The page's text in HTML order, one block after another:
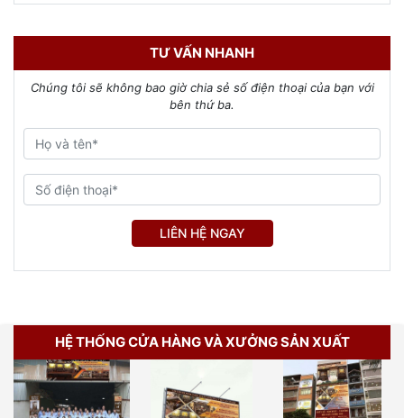
TƯ VẤN NHANH
Chúng tôi sẽ không bao giờ chia sẻ số điện thoại của bạn với
bên thứ ba.
LIÊN HỆ NGAY
HỆ THỐNG CỬA HÀNG VÀ XƯỞNG SẢN XUẤT